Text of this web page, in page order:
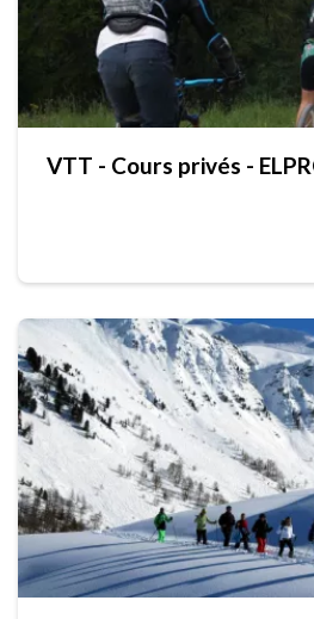
VTT - Cours privés -